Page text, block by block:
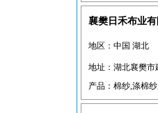
襄樊日禾布业有
地区：中国 湖北
地址：湖北襄樊市
产品：棉纱,涤棉